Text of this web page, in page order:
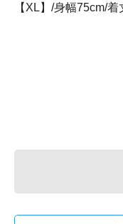
【XL】/身幅75cm/